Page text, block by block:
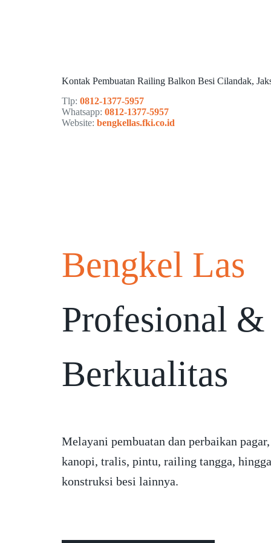
Kontak Pembuatan Railing Balkon Besi Cilandak,
Tlp: 0812-1377-5957
Whatsapp: 0812-1377-5957
Website: bengkellas.fki.co.id
Bengkel Las
Profesional &
Berkualitas
Melayani pembuatan dan perbaikan pagar,
kanopi, tralis, pintu, railing tangga, hingga
konstruksi besi lainnya.